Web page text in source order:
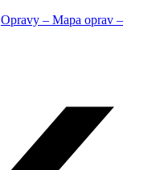
Opravy – Mapa oprav –